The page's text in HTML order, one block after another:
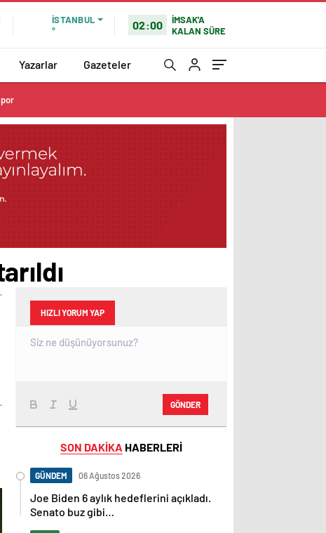
İSTANBUL
°
02:00
İMSAK'A
KALAN SÜRE
Yazarlar Gazeteler
HIZLI YORUM YAP
GÖNDER
SON DAKİKA HABERLERİ
GÜNDEM 06 Ağustos 2026
Joe Biden 6 aylık hedeflerini açıkladı.
Senato buz gibi…